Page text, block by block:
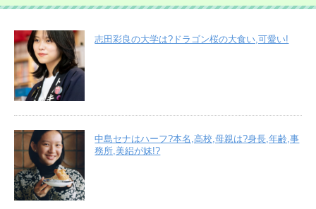
志田彩良の大学は?ドラゴン桜の大食い,可愛い!
中島セナはハーフ?本名,高校,母親は?身長,年齢,事
務所,美絽が妹!?